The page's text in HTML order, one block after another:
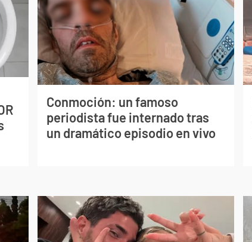
Conmoción: un famoso
periodista fue internado tras
un dramático episodio en vivo